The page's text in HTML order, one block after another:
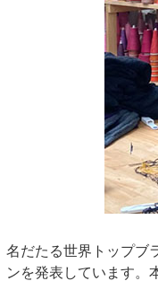
名だたる世界トップブ
ンを発表しています。